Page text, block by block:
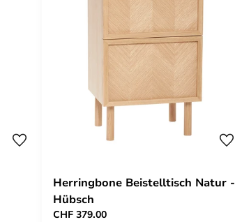
Herringbone Beistelltisch Natur -
Hübsch
CHF 379.00